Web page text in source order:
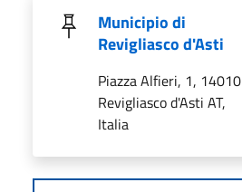
Municipio di
Revigliasco d'Asti
Piazza Alfieri, 1, 14010
Revigliasco d'Asti AT,
Italia